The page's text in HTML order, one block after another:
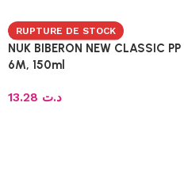
RUPTURE DE STOCK
NUK BIBERON NEW CLASSIC
6M, 150ml
د.ت